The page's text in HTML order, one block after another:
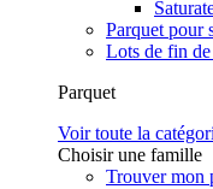
Parquet pour
Lots de fin de
Parquet
Voir toute la
Choisir une famille
Trouver mon